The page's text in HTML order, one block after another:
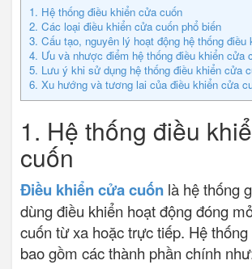
1. Hệ thống điều khiển cửa cuốn
2. Các loại điều khiển cửa cuốn phổ biến
3. Cấu tạo, nguyên lý hoạt động hệ thống điều
4. Ưu và nhược điểm hệ thống điều khiển cửa
5. Lưu ý khi sử dụng hệ thống điều khiển cửa
6. Xu hướng và tương lai của điều khiển cửa
1. Hệ thống điều
cuốn
Điều khiển cửa cuốn là hệ thống
dùng điều khiển hoạt động đóng
cuốn từ xa hoặc trực tiếp. Hệ
bao gồm các thành phần chính